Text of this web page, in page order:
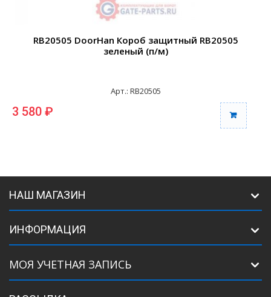
RB20505 DoorHan Короб защитный RB20505
зеленый (п/м)
Арт.: RB20505
3 580 ₽
НАШ МАГАЗИН
ИНФОРМАЦИЯ
МОЯ УЧЕТНАЯ ЗАПИСЬ